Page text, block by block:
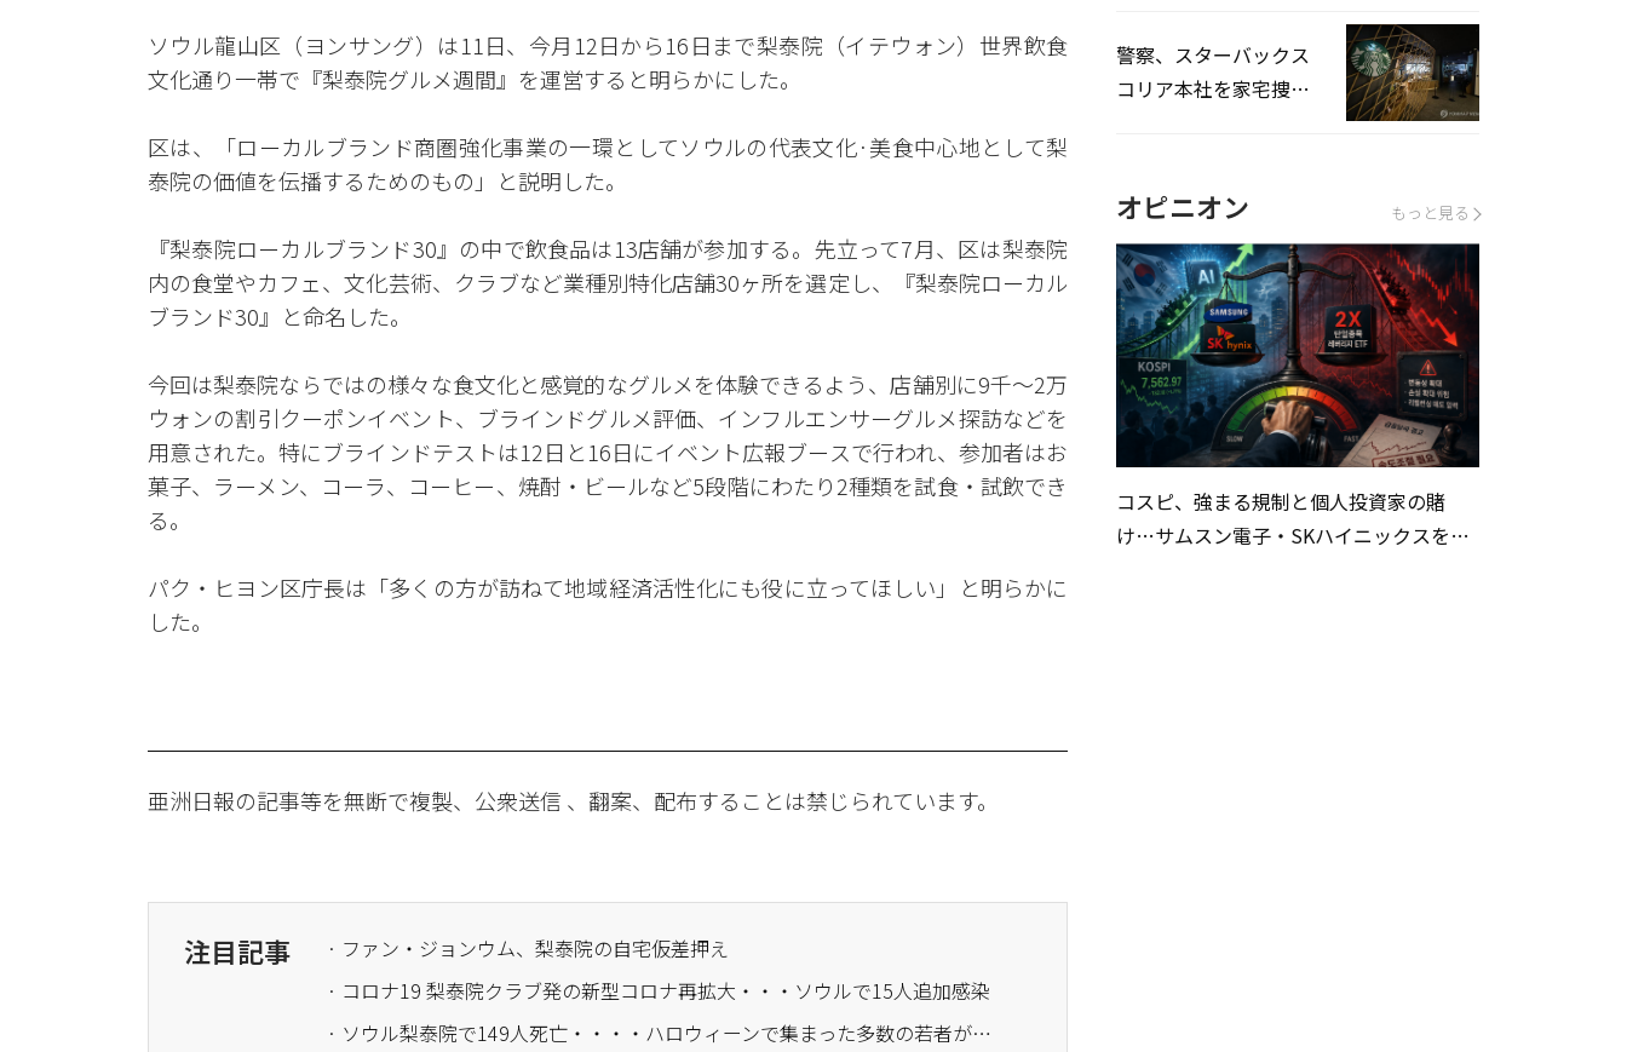
ソウル龍山区（ヨンサング）は11日、今月12日から16日まで梨泰院（イテウォン）世界飲食
文化通り一帯で『梨泰院グルメ週間』を運営すると明らかにした。
区は、「ローカルブランド商圏強化事業の一環としてソウルの代表文化·美食中心地として梨
泰院の価値を伝播するためのもの」と説明した。
『梨泰院ローカルブランド30』の中で飲食品は13店舗が参加する。先立って7月、区は梨泰院
内の食堂やカフェ、文化芸術、クラブなど業種別特化店舗30ヶ所を選定し、『梨泰院ローカル
ブランド30』と命名した。
今回は梨泰院ならではの様々な食文化と感覚的なグルメを体験できるよう、店舗別に9千～2万
ウォンの割引クーポンイベント、ブラインドグルメ評価、インフルエンサーグルメ探訪などを
用意された。特にブラインドテストは12日と16日にイベント広報ブースで行われ、参加者はお
菓子、ラーメン、コーラ、コーヒー、焼酎・ビールなど5段階にわたり2種類を試食・試飲でき
る。
パク・ヒヨン区庁長は「多くの方が訪ねて地域経済活性化にも役に立ってほしい」と明らかに
した。
亜洲日報の記事等を無断で複製、公衆送信 、翻案、配布することは禁じられています。
注目記事
· ファン・ジョンウム、梨泰院の自宅仮差押え
· コロナ19 梨泰院クラブ発の新型コロナ再拡大・・・ソウルで15人追加感染
· ソウル梨泰院で149人死亡・・・・ハロウィーンで集まった多数の若者が転倒
警察、スターバックス
コリア本社を家宅捜
オピニオン もっと見る
コスピ、強まる規制と個人投資家の賭
け…サムスン電子・SKハイニックスを巡